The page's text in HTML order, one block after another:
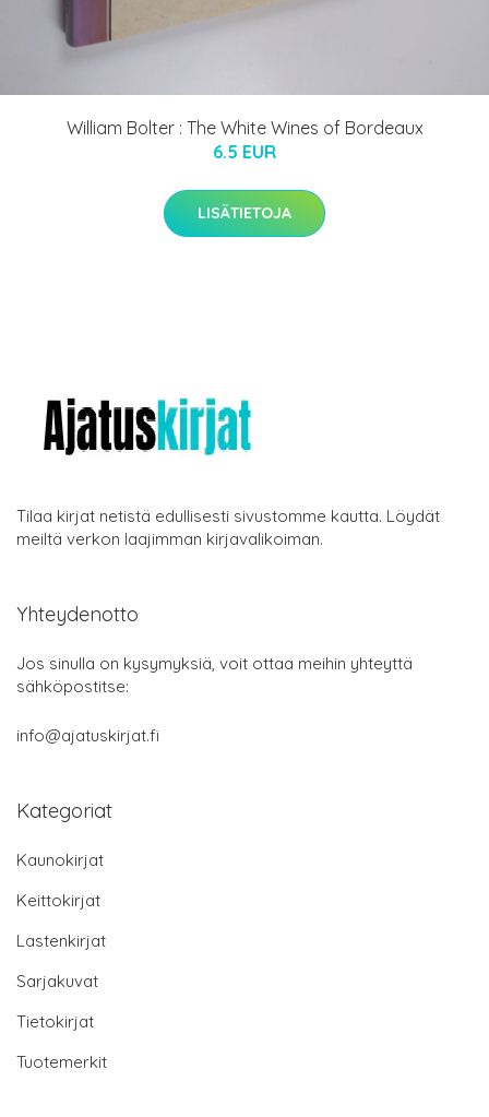
William Bolter : The White Wines of Bordeaux
6.5 EUR
LISÄTIETOJA
Tilaa kirjat netistä edullisesti sivustomme kautta. Löydät
meiltä verkon laajimman kirjavalikoiman.
Yhteydenotto
Jos sinulla on kysymyksiä, voit ottaa meihin yhteyttä
sähköpostitse:
info@ajatuskirjat.fi
Kategoriat
Kaunokirjat
Keittokirjat
Lastenkirjat
Sarjakuvat
Tietokirjat
Tuotemerkit